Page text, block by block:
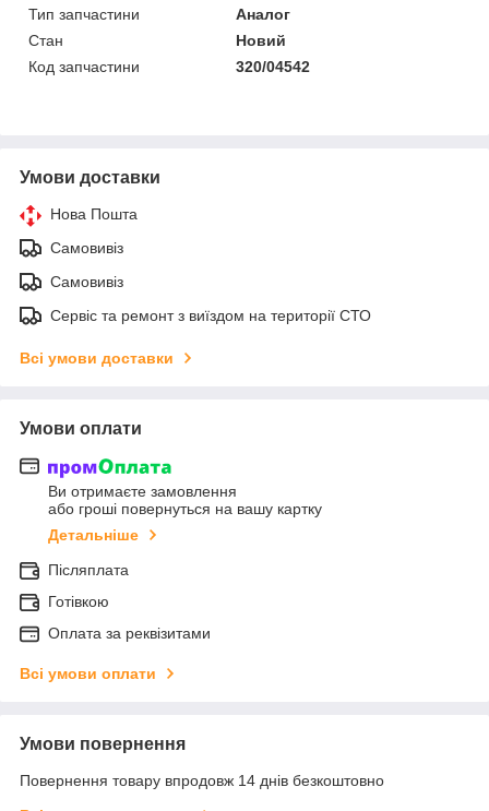
Тип запчастини
Аналог
Стан
Новий
Код запчастини
320/04542
Умови доставки
Нова Пошта
Самовивіз
Самовивіз
Сервіс та ремонт з виїздом на території СТО
Всі умови доставки
Умови оплати
Ви отримаєте замовлення
або гроші повернуться на вашу картку
Детальніше
Післяплата
Готівкою
Оплата за реквізитами
Всі умови оплати
Умови повернення
Повернення товару впродовж 14 днів безкоштовно